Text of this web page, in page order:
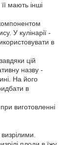
мають інші
У кулінарії -
в
цій
назву -
На його
в
виготовленні